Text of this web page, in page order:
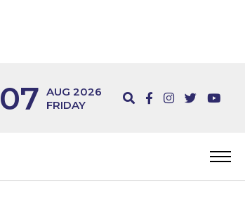
07 AUG 2026
FRIDAY